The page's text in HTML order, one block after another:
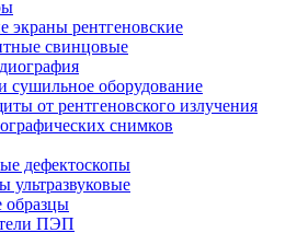
экраны рентгеновские
свинцовые
сушильное оборудование
от рентгеновского излучения
снимков
дефектоскопы
ультразвуковые
образцы
ПЭП